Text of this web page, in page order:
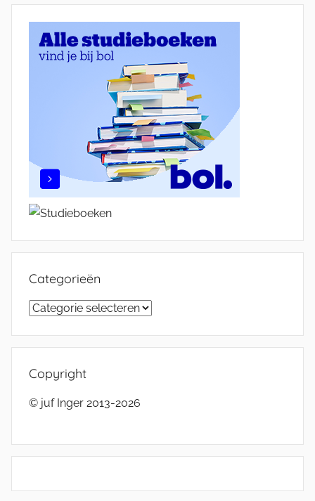
Categorieën
Categorieën
Copyright
© juf Inger 2013-2026